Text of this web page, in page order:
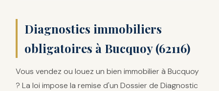
Diagnostics immobiliers
obligatoires à Bucquoy (62116)
Vous vendez ou louez un bien immobilier à Bucquoy
? La loi impose la remise d'un Dossier de Diagnostic